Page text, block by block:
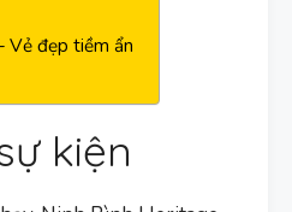
Vẻ đẹp tiềm ẩn
kiện